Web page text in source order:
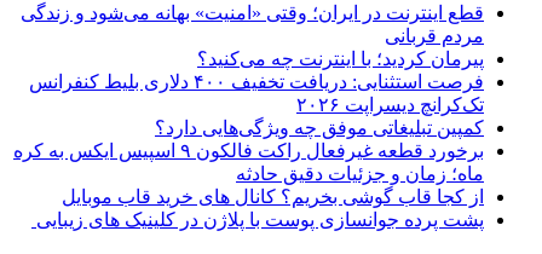
قطع اینترنت در ایران؛ وقتی «امنیت» بهانه می‌شود و زندگی
مردم قربانی
پیرمان کردید؛ با اینترنت چه می‌کنید؟
فرصت استثنایی: دریافت تخفیف ۴۰۰ دلاری بلیط کنفرانس
تک‌کرانچ دیسراپت ۲۰۲۶
کمپین تبلیغاتی موفق چه ویژگی‌هایی دارد؟
برخورد قطعه غیرفعال راکت فالکون ۹ اسپیس ایکس به کره
ماه؛ زمان و جزئیات دقیق حادثه
از کجا قاب گوشی بخریم؟ کانال های خرید قاب موبایل
پشت پرده جوانسازی پوست با پلاژن در کلینیک های زیبایی